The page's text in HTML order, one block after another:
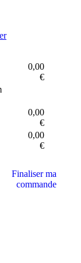
0,00
€
0,00
€
0,00
€
Finaliser ma
commande